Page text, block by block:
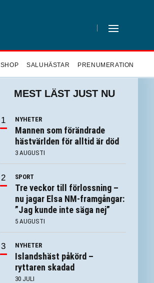
SHOP SALUHÄSTAR PRENUMERATION
MEST LÄST JUST NU
NYHETER
Mannen som förändrade
hästvärlden för alltid är död
3 AUGUSTI
SPORT
Tre veckor till förlossning –
nu jagar Elsa NM-framgångar:
”Jag kunde inte säga nej”
5 AUGUSTI
NYHETER
Islandshäst påkörd –
ryttaren skadad
30 JULI